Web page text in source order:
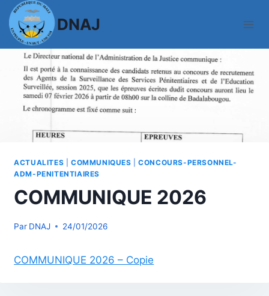
Aller
au
contenu
DNAJ
ACTUALITES COMMUNIQUES |CONCOURS-PERSONNEL-
ADM-PENITENTIAIRES
COMMUNIQUE 2026
Par DNAJ 24/01/2026
COMMUNIQUE 2026 – Copie